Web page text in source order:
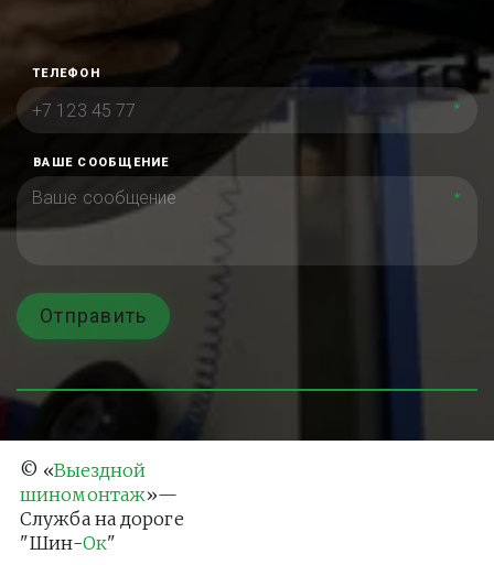
ТЕЛЕФОН
*
ВАШЕ СООБЩЕНИЕ
*
Отправить
© «Выездной
шиномонтаж»—
Служба на дороге
"Шин-Ок"